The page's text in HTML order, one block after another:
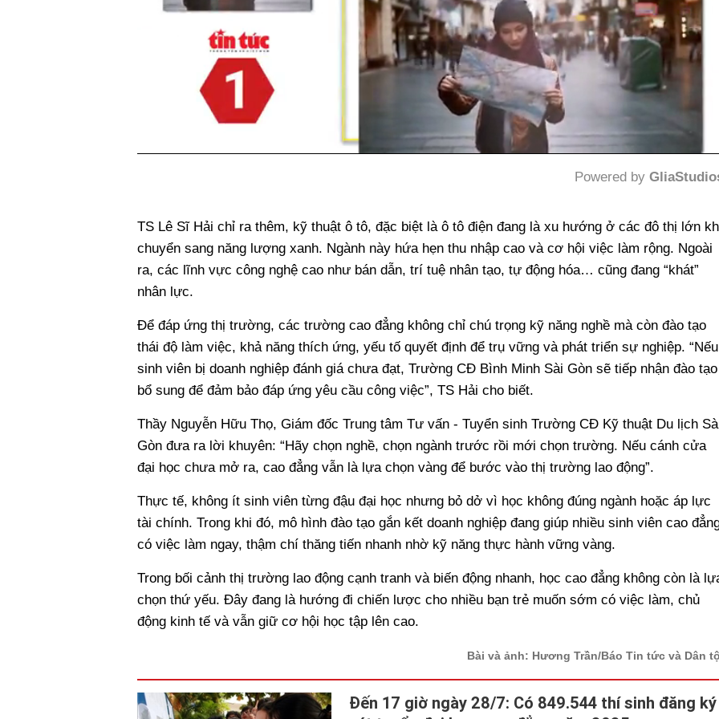
Powered by
TS Lê Sĩ Hải chỉ ra thêm, kỹ thuật ô tô, đặc biệt là ô tô điện đang là xu hướng ở các đô thị lớn
chuyển sang năng lượng xanh. Ngành này hứa hẹn thu nhập cao và cơ hội việc làm rộng. Ngoài
ra, các lĩnh vực công nghệ cao như bán dẫn, trí tuệ nhân tạo, tự động hóa… cũng đang “khát”
nhân lực.
Để đáp ứng thị trường, các trường cao đẳng không chỉ chú trọng kỹ năng nghề mà còn đào tạo
thái độ làm việc, khả năng thích ứng, yếu tố quyết định để trụ vững và phát triển sự nghiệp. “Nếu
sinh viên bị doanh nghiệp đánh giá chưa đạt, Trường CĐ Bình Minh Sài Gòn sẽ tiếp nhận đào tạo
bổ sung để đảm bảo đáp ứng yêu cầu công việc”, TS Hải cho biết.
Thầy Nguyễn Hữu Thọ, Giám đốc Trung tâm Tư vấn - Tuyển sinh Trường CĐ Kỹ thuật Du lịch
Gòn đưa ra lời khuyên: “Hãy chọn nghề, chọn ngành trước rồi mới chọn trường. Nếu cánh cửa
đại học chưa mở ra, cao đẳng vẫn là lựa chọn vàng để bước vào thị trường lao động”.
Thực tế, không ít sinh viên từng đậu đại học nhưng bỏ dở vì học không đúng ngành hoặc áp lực
tài chính. Trong khi đó, mô hình đào tạo gắn kết doanh nghiệp đang giúp nhiều sinh viên cao
có việc làm ngay, thậm chí thăng tiến nhanh nhờ kỹ năng thực hành vững vàng.
Trong bối cảnh thị trường lao động cạnh tranh và biến động nhanh, học cao đẳng không còn là
chọn thứ yếu. Đây đang là hướng đi chiến lược cho nhiều bạn trẻ muốn sớm có việc làm, chủ
động kinh tế và vẫn giữ cơ hội học tập lên cao.
Bài và ảnh: Hương Trần/Báo Tin tức và Dân
Đến 17 giờ ngày 28/7: Có 849.544 thí sinh đăng ký